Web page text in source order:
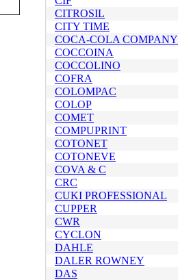
CITROSIL
CITY TIME
COCA-COLA COMPANY
COCCOINA
COCCOLINO
COFRA
COLOMPAC
COLOP
COMET
COMPUPRINT
COTONET
COTONEVE
COVA & C
CRC
CUKI PROFESSIONAL
CUPPER
CWR
CYCLON
DAHLE
DALER ROWNEY
DAS